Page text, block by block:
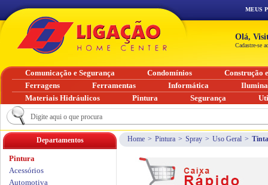
Home > Pintura > Spray > Uso Geral >
Departamentos
Pintura
Acessórios
Automotiva
MEUS
Olá,
Cadastre-se
Comunicação e Segurança Condomínios
Construção
Ferragens
Ferramentas Informática
Materiais Hidráulicos
Pintura Segurança